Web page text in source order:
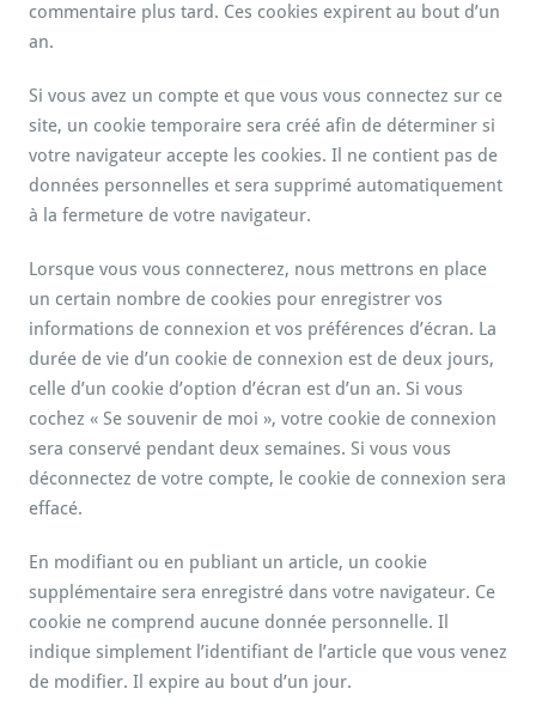
commentaire plus tard. Ces cookies expirent au bout d’un
an.
Si vous avez un compte et que vous vous connectez sur ce
site, un cookie temporaire sera créé afin de déterminer si
votre navigateur accepte les cookies. Il ne contient pas de
données personnelles et sera supprimé automatiquement
à la fermeture de votre navigateur.
Lorsque vous vous connecterez, nous mettrons en place
un certain nombre de cookies pour enregistrer vos
informations de connexion et vos préférences d’écran. La
durée de vie d’un cookie de connexion est de deux jours,
celle d’un cookie d’option d’écran est d’un an. Si vous
cochez « Se souvenir de moi », votre cookie de connexion
sera conservé pendant deux semaines. Si vous vous
déconnectez de votre compte, le cookie de connexion sera
effacé.
En modifiant ou en publiant un article, un cookie
supplémentaire sera enregistré dans votre navigateur. Ce
cookie ne comprend aucune donnée personnelle. Il
indique simplement l’identifiant de l’article que vous venez
de modifier. Il expire au bout d’un jour.